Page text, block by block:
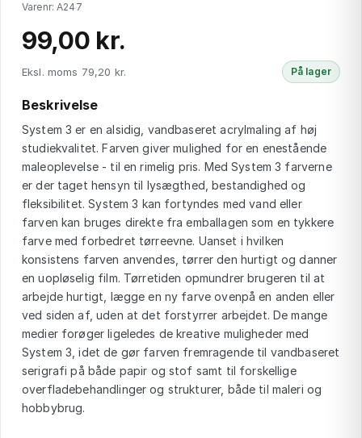
Varenr: A247
99,00 kr.
Eksl. moms 79,20 kr. På lager
Beskrivelse
System 3 er en alsidig, vandbaseret acrylmaling af høj
studiekvalitet. Farven giver mulighed for en enestående
maleoplevelse - til en rimelig pris. Med System 3 farverne
er der taget hensyn til lysægthed, bestandighed og
fleksibilitet. System 3 kan fortyndes med vand eller
farven kan bruges direkte fra emballagen som en tykkere
farve med forbedret tørreevne. Uanset i hvilken
konsistens farven anvendes, tørrer den hurtigt og danner
en uopløselig film. Tørretiden opmundrer brugeren til at
arbejde hurtigt, lægge en ny farve ovenpå en anden eller
ved siden af, uden at det forstyrrer arbejdet. De mange
medier forøger ligeledes de kreative muligheder med
System 3, idet de gør farven fremragende til vandbaseret
serigrafi på både papir og stof samt til forskellige
overfladebehandlinger og strukturer, både til maleri og
hobbybrug.